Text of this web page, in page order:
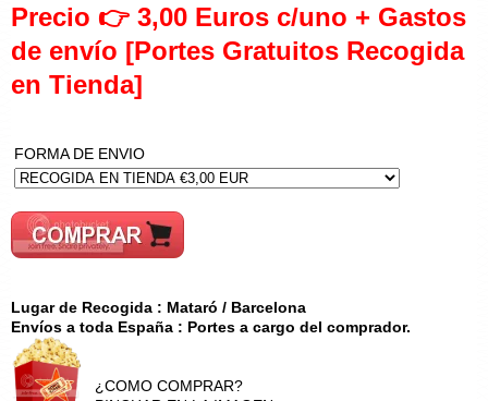
Precio 👉 3,00 Euros c/uno + Gastos
de envío [Portes Gratuitos Recogida
en Tienda]
FORMA DE ENVIO
Lugar de Recogida : Mataró / Barcelona
Envíos a toda España : Portes a cargo del comprador.
¿COMO COMPRAR?